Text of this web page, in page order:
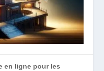
en ligne pour les